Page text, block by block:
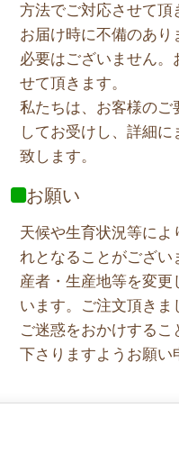
方法でご対応させて頂
お届け時に不備のあり
必要はございません。
せて頂きます。
私たちは、お客様のご
してお受けし、詳細
致します。
お願い
天候や生育状況等によ
れとなることがござい
産者・生産地等を変
います。ご注文頂きま
ご迷惑をおかけする
下さりますようお願い